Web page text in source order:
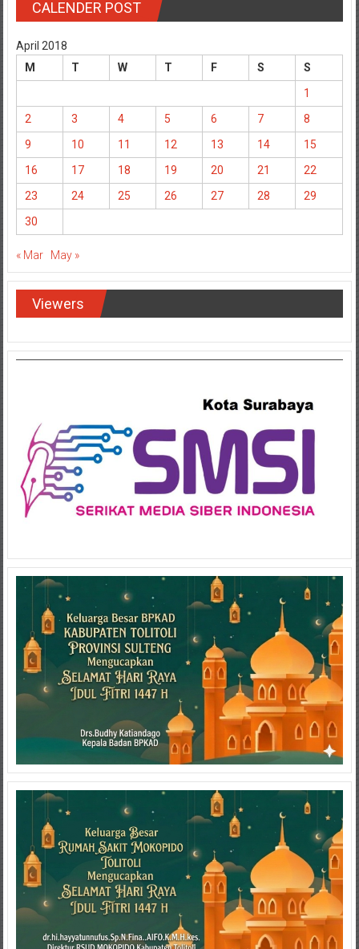
CALENDER POST
April 2018
M
T W T F S
S
1
2
3 4 5 6 7
8
9
10 11 12 13 14
15
16
17 18 19 20 21
22
23
24 25 26 27 28
29
30
« Mar May »
Viewers